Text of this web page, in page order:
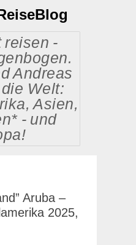
reisen -
Andreas
Welt:
Asien,
- und
Aruba –
2025,